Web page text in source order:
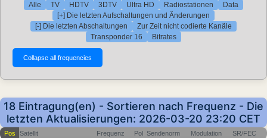
Alle TV HDTV 3DTV Ultra HD Radiostationen
Data
[+] Die letzten Aufschaltungen und Änderungen
[-] Die letzten Abschaltungen
Zur Zeit nicht codierte Kanäle
Transponder 16
Bitrates
18 Eintragung(en) - Sortieren nach Frequenz - Die
letzten Aktualisierungen: 2026-03-20 23:20 CET
Pos Satellit Frequenz Pol Sendenorm Modulation SR/FEC